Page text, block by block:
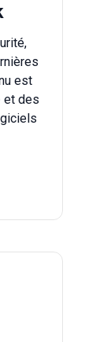
est
et des